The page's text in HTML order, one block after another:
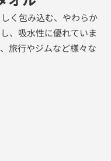
く包み込む、やわらか
、吸水性に優れていま
旅行やジムなど様々な